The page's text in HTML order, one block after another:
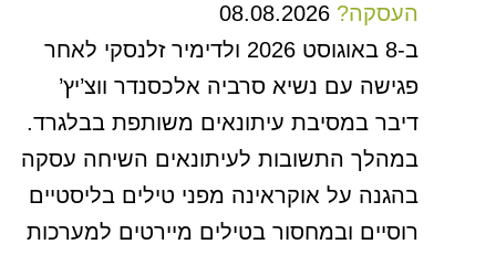
העסקה? 08.08.2026
ב-8 באוגוסט 2026 ולדימיר זלנסקי לאחר
פגישה עם נשיא סרביה אלכסנדר ווצ’יץ’
דיבר במסיבת עיתונאים משותפת בבלגרד.
במהלך התשובות לעיתונאים השיחה עסקה
בהגנה על אוקראינה מפני טילים בליסטיים
רוסיים ובמחסור בטילים מיירטים למערכות